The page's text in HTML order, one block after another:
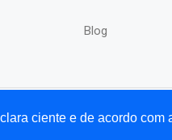
ciente e de acordo com
Blog
Home Agência de